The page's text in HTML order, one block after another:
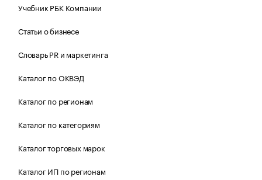
Учебник РБК Компании
Статьи о бизнесе
Словарь PR и маркетинга
Каталог по ОКВЭД
Каталог по регионам
Каталог по категориям
Каталог торговых марок
Каталог ИП по регионам